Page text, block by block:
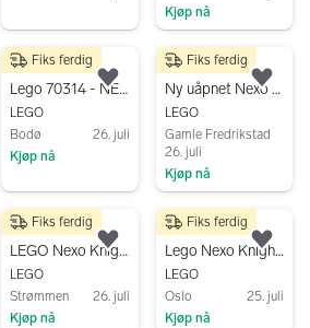
Kjøp nå
250 kr
Lego 70314 - NEXO KNIGHTS - Beast Master’s Chaos Chariot
LEGO
Bodø
26. juli
Kjøp nå
Fiks ferdig
Legg til som favoritt.
Gå til annonsen
69 kr
Ny uåpnet Nexo Nights 30376 - Knighton Rider
LEGO
Gamle Fredrikstad
26. juli
Kjøp nå
Fiks ferdig
2 000 kr
LEGO Nexo Knights 70317 The Fortrex byggesett
LEGO
Strømmen
26. juli
Kjøp nå
Fiks ferdig
Legg til som favoritt.
80 kr
Lego Nexo Knights Ultimate Clay 70330
LEGO
Oslo
25. juli
Kjøp nå
Fiks ferdig